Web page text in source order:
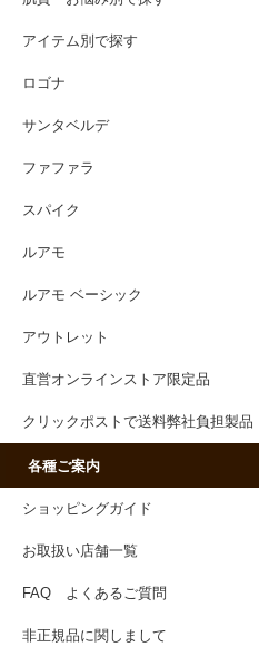
アイテム別で探す
ロゴナ
サンタベルデ
ファファラ
スパイク
ルアモ
ルアモ ベーシック
アウトレット
直営オンラインストア限定品
クリックポストで送料弊社負担製品
各種ご案内
ショッピングガイド
お取扱い店舗一覧
FAQ よくあるご質問
非正規品に関しまして